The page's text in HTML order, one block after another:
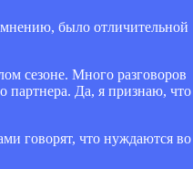
мнению, было отличительной
сезоне. Много разговоров
партнера. Да, я признаю, что
говорят, что нуждаются во